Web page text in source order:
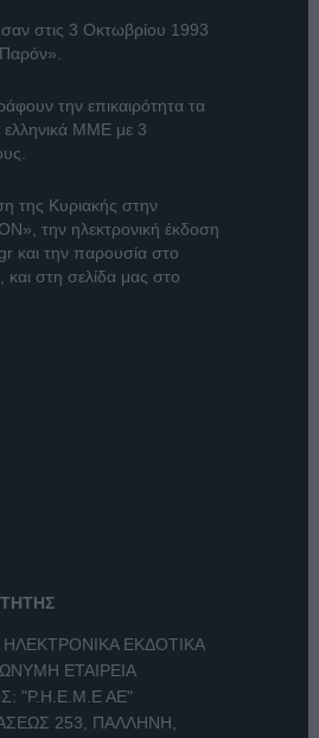
στις 3 Οκτωβρίου 1993
την επικαιρότητα τα
ΜΜΕ με 3
της Κυριακής στην
, την ηλεκτρονική έκδοση
και την παρουσία στο
, και στη σελίδα μας στο
ΕΚΔΟΤΙΚΑ
ΕΤΑΙΡΕΙΑ
"Ρ.Η.Ε.Μ.Ε ΑΕ"
253, ΠΑΛΛΗΝΗ,